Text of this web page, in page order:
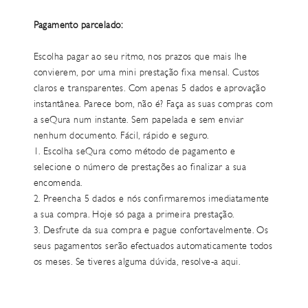
Pagamento parcelado:
Escolha pagar ao seu ritmo, nos prazos que mais lhe
convierem, por uma mini prestação fixa mensal. Custos
claros e transparentes. Com apenas 5 dados e aprovação
instantânea. Parece bom, não é? Faça as suas compras com
a seQura num instante. Sem papelada e sem enviar
nenhum documento. Fácil, rápido e seguro.
1. Escolha seQura como método de pagamento e
selecione o número de prestações ao finalizar a sua
encomenda.
2. Preencha 5 dados e nós confirmaremos imediatamente
a sua compra. Hoje só paga a primeira prestação.
3. Desfrute da sua compra e pague confortavelmente. Os
seus pagamentos serão efectuados automaticamente todos
os meses. Se tiveres alguma dúvida, resolve-a aqui.